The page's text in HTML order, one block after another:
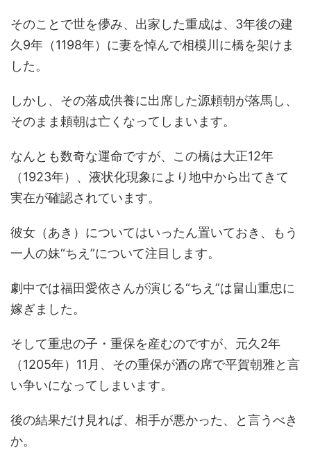
そのことで世を儚み、出家した重成は、3年後の建
久9年（1198年）に妻を悼んで相模川に橋を架けま
した。
しかし、その落成供養に出席した源頼朝が落馬し、
そのまま頼朝は亡くなってしまいます。
なんとも数奇な運命ですが、この橋は大正12年
（1923年）、液状化現象により地中から出てきて
実在が確認されています。
彼女（あき）についてはいったん置いておき、もう
一人の妹“ちえ”について注目します。
劇中では福田愛依さんが演じる“ちえ”は畠山重忠に
嫁ぎました。
そして重忠の子・重保を産むのですが、元久2年
（1205年）11月、その重保が酒の席で平賀朝雅と言
い争いになってしまいます。
後の結果だけ見れば、相手が悪かった、と言うべき
か。